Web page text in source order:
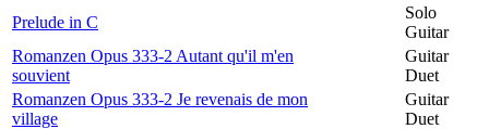
Prelude in C
Solo
Guitar
Romanzen Opus 333-2 Autant qu'il m'en
souvient
Guitar
Duet
Romanzen Opus 333-2 Je revenais de mon
village
Guitar
Duet